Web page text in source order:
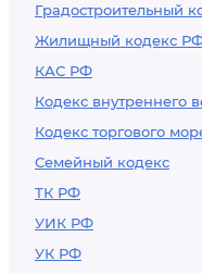
Градостроительный
Жилищный кодекс
КАС РФ
Кодекс внутреннего
Кодекс торгового
Семейный кодекс
ТК РФ
УИК РФ
УК РФ